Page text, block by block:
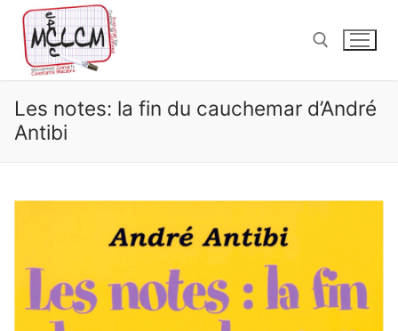
Aller
contenu
Les notes: la fin du cauchemar d’André
Antibi